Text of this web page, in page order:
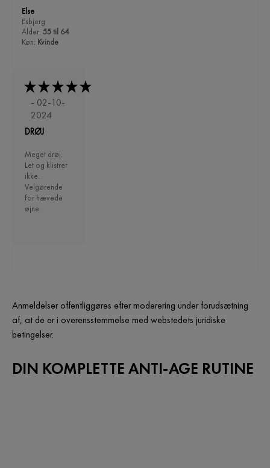
Else
Esbjerg
Alder: 55 til 64
Køn: Kvinde
- 02-10-
2024
DRØJ
Meget drøj.
Let og klistrer
ikke.
Velgørende
for hævede
øjne
Anmeldelser offentliggøres efter moderering under forudsætning
af, at de er i overensstemmelse med webstedets juridiske
betingelser.
DIN KOMPLETTE ANTI-AGE RUTINE